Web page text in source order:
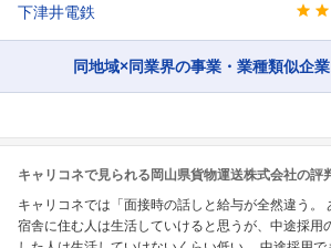
下津井電鉄
同地域×同業界の事業・業種類似企
キャリコネで見られる岡山県貨物運送株式会社の評
キャリコネでは「面接時の話しと給与が全然違う。
宿舎に住む人は生活していけると思うが、中途採用